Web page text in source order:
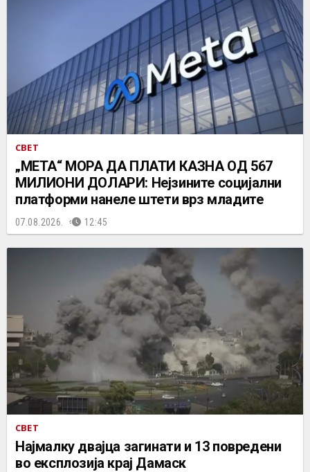
СВЕТ
„МЕТА“ МОРА ДА ПЛАТИ КАЗНА ОД 567
МИЛИОНИ ДОЛАРИ: Нејзините социјални
платформи нанеле штети врз младите
07.08.2026. 12:45
СВЕТ
Најмалку двајца загинати и 13 повредени
во експлозија крај Дамаск